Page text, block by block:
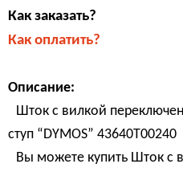
Как заказать?
Как оплатить?
Описание:
Шток с вилкой
ступ “DYMOS” 43640Т00240
Вы можете купить Шток с